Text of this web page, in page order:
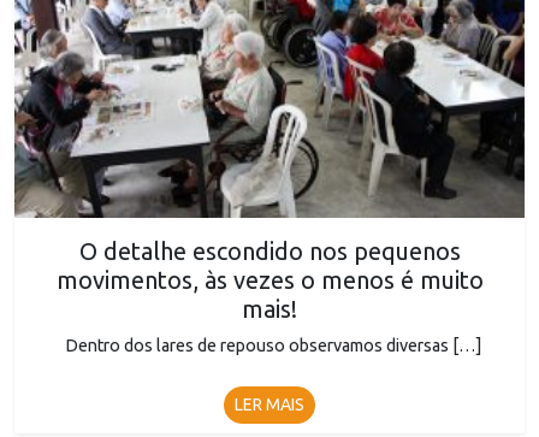
O detalhe escondido nos pequenos
movimentos, às vezes o menos é muito
mais!
Dentro dos lares de repouso observamos diversas […]
LER MAIS